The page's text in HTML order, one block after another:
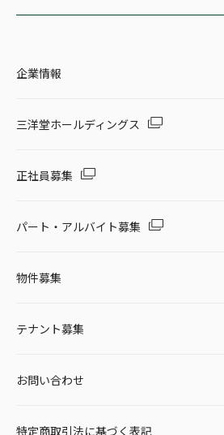
企業情報
三洋堂ホールディングス
正社員募集
パート・アルバイト募集
物件募集
テナント募集
お問い合わせ
特定商取引法に基づく表記